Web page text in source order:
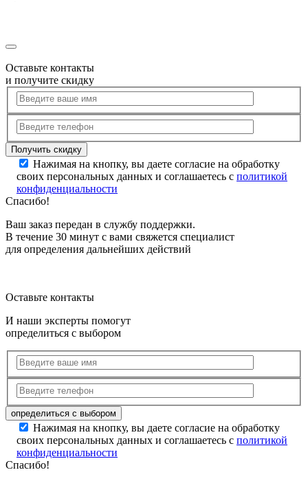
Оставьте контакты
и получите скидку
Нажимая на кнопку, вы даете согласие на обработку
своих персональных данных и соглашаетесь с политикой
конфиденциальности
Спасибо!
Ваш заказ передан в службу поддержки.
В течение 30 минут с вами свяжется специалист
для определения дальнейших действий
Оставьте контакты
И наши эксперты помогут
определиться с выбором
Нажимая на кнопку, вы даете согласие на обработку
своих персональных данных и соглашаетесь с политикой
конфиденциальности
Спасибо!